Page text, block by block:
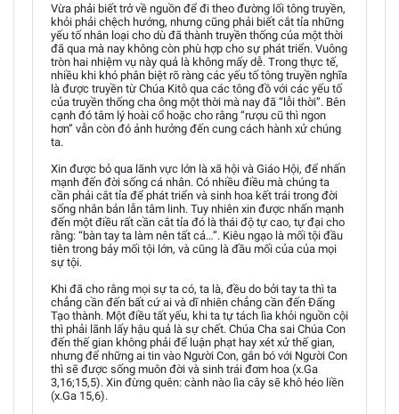
Vừa phải biết trở về nguồn để đi theo đường lối tông truyền,
khỏi phải chệch hướng, nhưng cũng phải biết cắt tỉa những
yếu tố nhân loại cho dù đã thành truyền thống của một thời
đã qua mà nay không còn phù hợp cho sự phát triển. Vuông
tròn hai nhiệm vụ này quả là không mấy dễ. Trong thực tế,
nhiều khi khó phân biệt rõ ràng các yếu tố tông truyền nghĩa
là được truyền từ Chúa Kitô qua các tông đồ với các yếu tố
của truyền thống cha ông một thời mà nay đã “lỗi thời”. Bên
cạnh đó tâm lý hoài cổ hoặc cho rằng “rượu cũ thì ngon
hơn” vẫn còn đó ảnh hưởng đến cung cách hành xử chúng
ta.
Xin được bỏ qua lãnh vực lớn là xã hội và Giáo Hội, để nhấn
mạnh đến đời sống cá nhân. Có nhiều điều mà chúng ta
cần phải cắt tỉa để phát triển và sinh hoa kết trái trong đời
sống nhân bản lẫn tâm linh. Tuy nhiên xin được nhấn mạnh
đến một điều rất cần cắt tỉa đó là thái độ tự cao, tự đại cho
rằng: “bàn tay ta làm nên tất cả…”. Kiêu ngạo là mối tội đầu
tiên trong bảy mối tội lớn, và cũng là đầu mối của của mọi
sự tội.
Khi đã cho rằng mọi sự ta có, ta là, đều do bởi tay ta thì ta
chẳng cần đến bất cứ ai và dĩ nhiên chẳng cần đến Đấng
Tạo thành. Một điều tất yếu, khi ta tự tách lìa khỏi nguồn cội
thì phải lãnh lấy hậu quả là sự chết. Chúa Cha sai Chúa Con
đến thế gian không phải để luận phạt hay xét xử thế gian,
nhưng để những ai tin vào Người Con, gắn bó với Người Con
thì sẽ được sống muôn đời và sinh trái đơm hoa (x.Ga
3,16;15,5). Xin đừng quên: cành nào lìa cây sẽ khô héo liền
(x.Ga 15,6).